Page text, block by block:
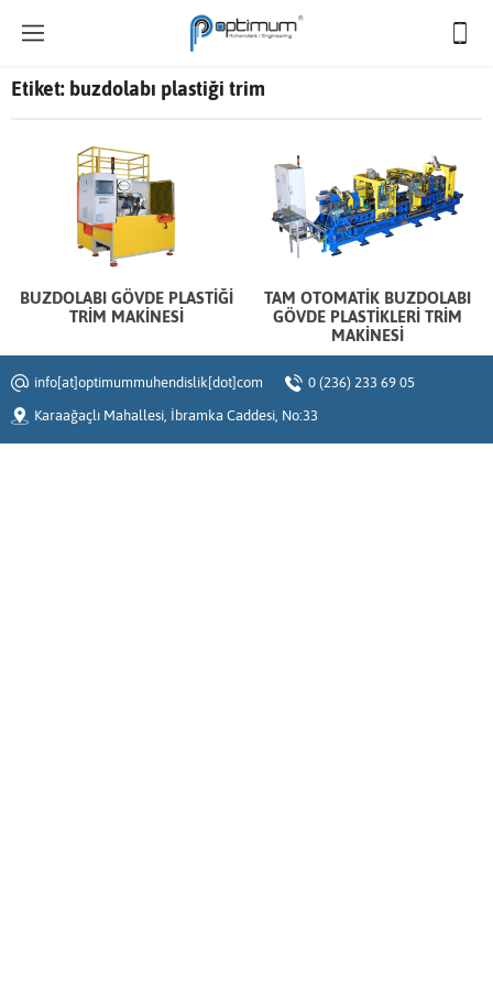
Etiket: buzdolabı plastiği trim
BUZDOLABI GÖVDE PLASTİĞİ
TRİM MAKİNESİ
TAM OTOMATİK BUZDOLABI
GÖVDE PLASTİKLERİ TRİM
MAKİNESİ
info[at]optimummuhendislik[dot]com
0 (236) 233 69 05
Karaağaçlı Mahallesi, İbramka Caddesi, No:33